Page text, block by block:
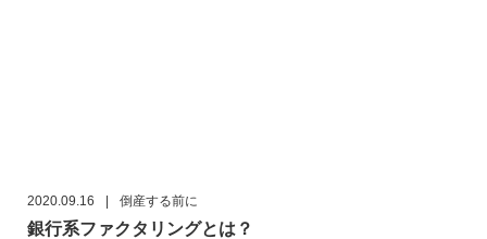
2020.09.16 | 倒産する前に
銀行系ファクタリングとは？